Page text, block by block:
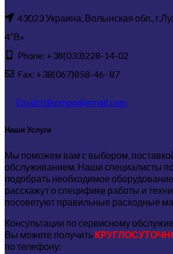
43023 Украина, Волынская обл.,
4″В»
Phone: +38(033)228-14-02
Fax: +38(067)858-46- 87
Email:tdkompo@gmail.com
Наши Услуги
Мы поможем вам с выбором,
обслуживанием. Наши специалисты
подобрать необходимое
расскажут о специфике работы и
посоветуют правильные расходные
Консультации по сервисному
Вы можете получить
по телефону: